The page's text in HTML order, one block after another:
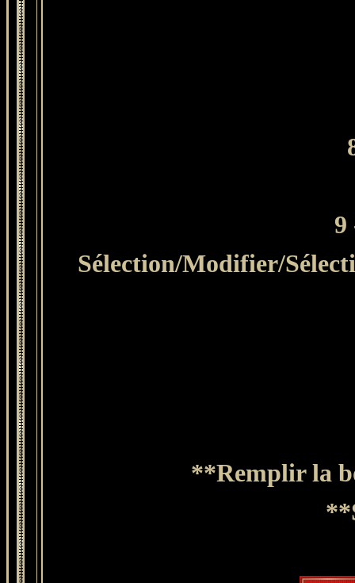
9
Sélection/Modifier/
**Remplir la